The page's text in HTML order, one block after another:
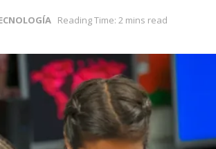
Reading Time: 2 mins read